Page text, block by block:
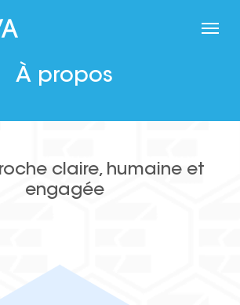
À propos
claire, humaine et
engagée